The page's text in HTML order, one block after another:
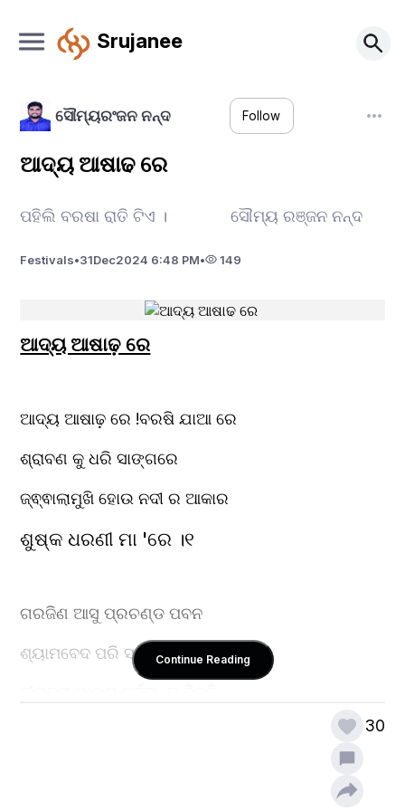
Srujanee
ସୌମ୍ୟରଂଜନ ନନ୍ଦ Follow
ଆଦ୍ୟ ଆଷାଢ ରେ
ପହିଲି ବରଷା ରାତି ଟିଏ । ସୌମ୍ୟ ରଞ୍ଜନ ନନ୍ଦ
Festivals•31Dec2024 6:48 PM• 149
ଆଦ୍ୟ ଆଷାଢ଼ ରେ
ଆଦ୍ୟ ଆଷାଢ଼ ରେ !ବରଷି ଯାଆ ରେ
ଶ୍ରାବଣ କୁ ଧରି ସାଙ୍ଗରେ
ଜ୍ଵ୍ଵାଲାମୁଖି ହୋଉ ନଦୀ ର ଆକାର
ଶୁଷ୍କ ଧରଣୀ ମା 'ରେ ।୧
ଗରଜିଣ ଆସୁ ପ୍ରଚଣ୍ଡ ପବନ
ଶ୍ୟାମବେଦ ପରି ସ୍ୱର ରେContinue Reading
30